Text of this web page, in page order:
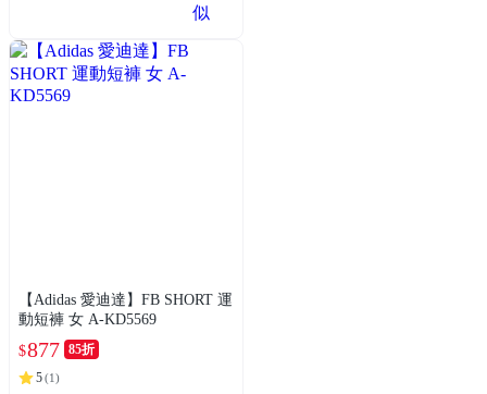
似
【Adidas 愛迪達】FB SHORT 運
動短褲 女 A-KD5569
$877 85折
5(1)